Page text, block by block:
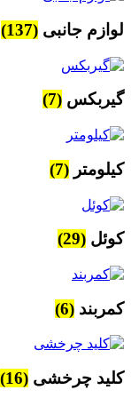
لوازم جانبی (137)
گیربکس (7)
کیلومتر (7)
کوئل (29)
کمربند (6)
کلید چرخشی (16)